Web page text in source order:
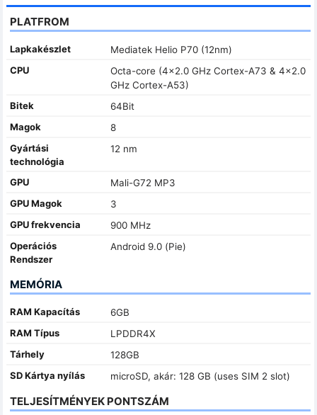
PLATFROM
Lapkakészlet
Mediatek Helio P70 (12nm)
CPU
Octa-core (4x2.0 GHz Cortex-A73 & 4x2.0
GHz Cortex-A53)
Bitek
64Bit
Magok
8
Gyártási
technológia
12 nm
GPU
Mali-G72 MP3
GPU Magok
3
GPU frekvencia
900 MHz
Operációs
Rendszer
Android 9.0 (Pie)
MEMÓRIA
RAM Kapacítás
6GB
RAM Típus
LPDDR4X
Tárhely
128GB
SD Kártya nyílás
microSD, akár: 128 GB (uses SIM 2 slot)
TELJESÍTMÉNYEK PONTSZÁM